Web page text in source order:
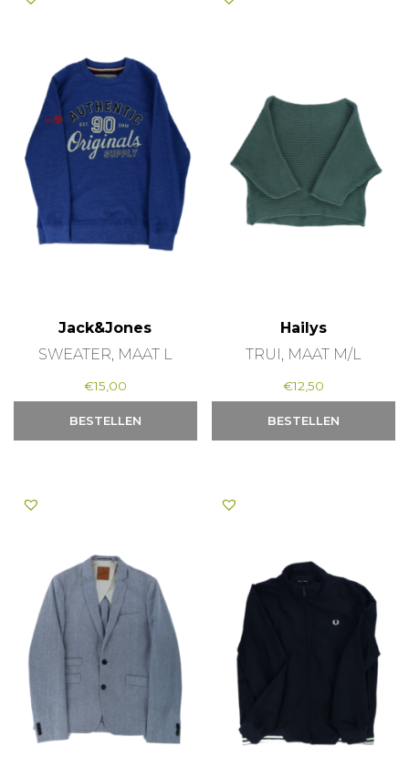
Jack&Jones
SWEATER, MAAT L
€15,00
BESTELLEN
Hailys
TRUI, MAAT M/L
€12,50
BESTELLEN